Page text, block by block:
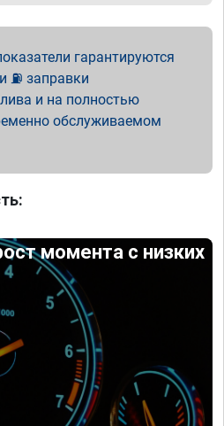
гарантируются
⛽ заправки
и на полностью
обслуживаемом
момента с низких